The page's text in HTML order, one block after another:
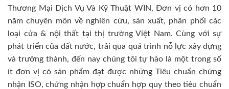
Thương Mại Dịch Vụ Và Kỹ Thuật WIN, Đơn vị có hơn 10
năm chuyên môn về nghiên cứu, sản xuất, phân phối các
loại cửa & nội thất tại thị trường Việt Nam. Cùng với sự
phát triển của đất nước, trải qua quá trình nỗ lực xây dựng
và trưởng thành, đến nay chúng tôi tự hào là một trong số
ít đơn vị có sản phẩm đạt được những Tiêu chuẩn chứng
nhận ISO, chứng nhận hợp chuẩn hợp quy theo tiêu chuẩn